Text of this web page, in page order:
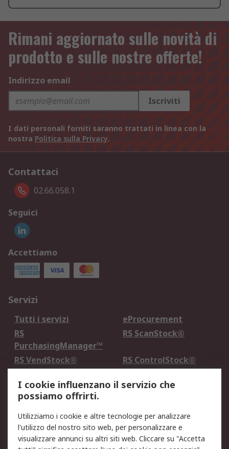
Rimani aggiornato sulle novità di
prodotto e sulle nostre offerte!
Indirizzo email
Iscriviti
I dati personali forniti saranno trattati in linea con la
nostra Politica sulla Privacy.
Contattaci
02.66.058.1
Seguici
Accettiamo
Servizi
Tutti i servizi
eProcurement
RS
PurchasingManager™
RS ScanStock®
RS VendStock®
RS ControlStock®
Legale
Informativa Cookie
Informativa Privacy -
Aggiornata
Email Security
Termini d'uso
I cookie influenzano il servizio che
possiamo offrirti.
Utilizziamo i cookie e altre tecnologie per analizzare
l'utilizzo del nostro sito web, per personalizzare e
visualizzare annunci su altri siti web. Cliccare su "Accetta